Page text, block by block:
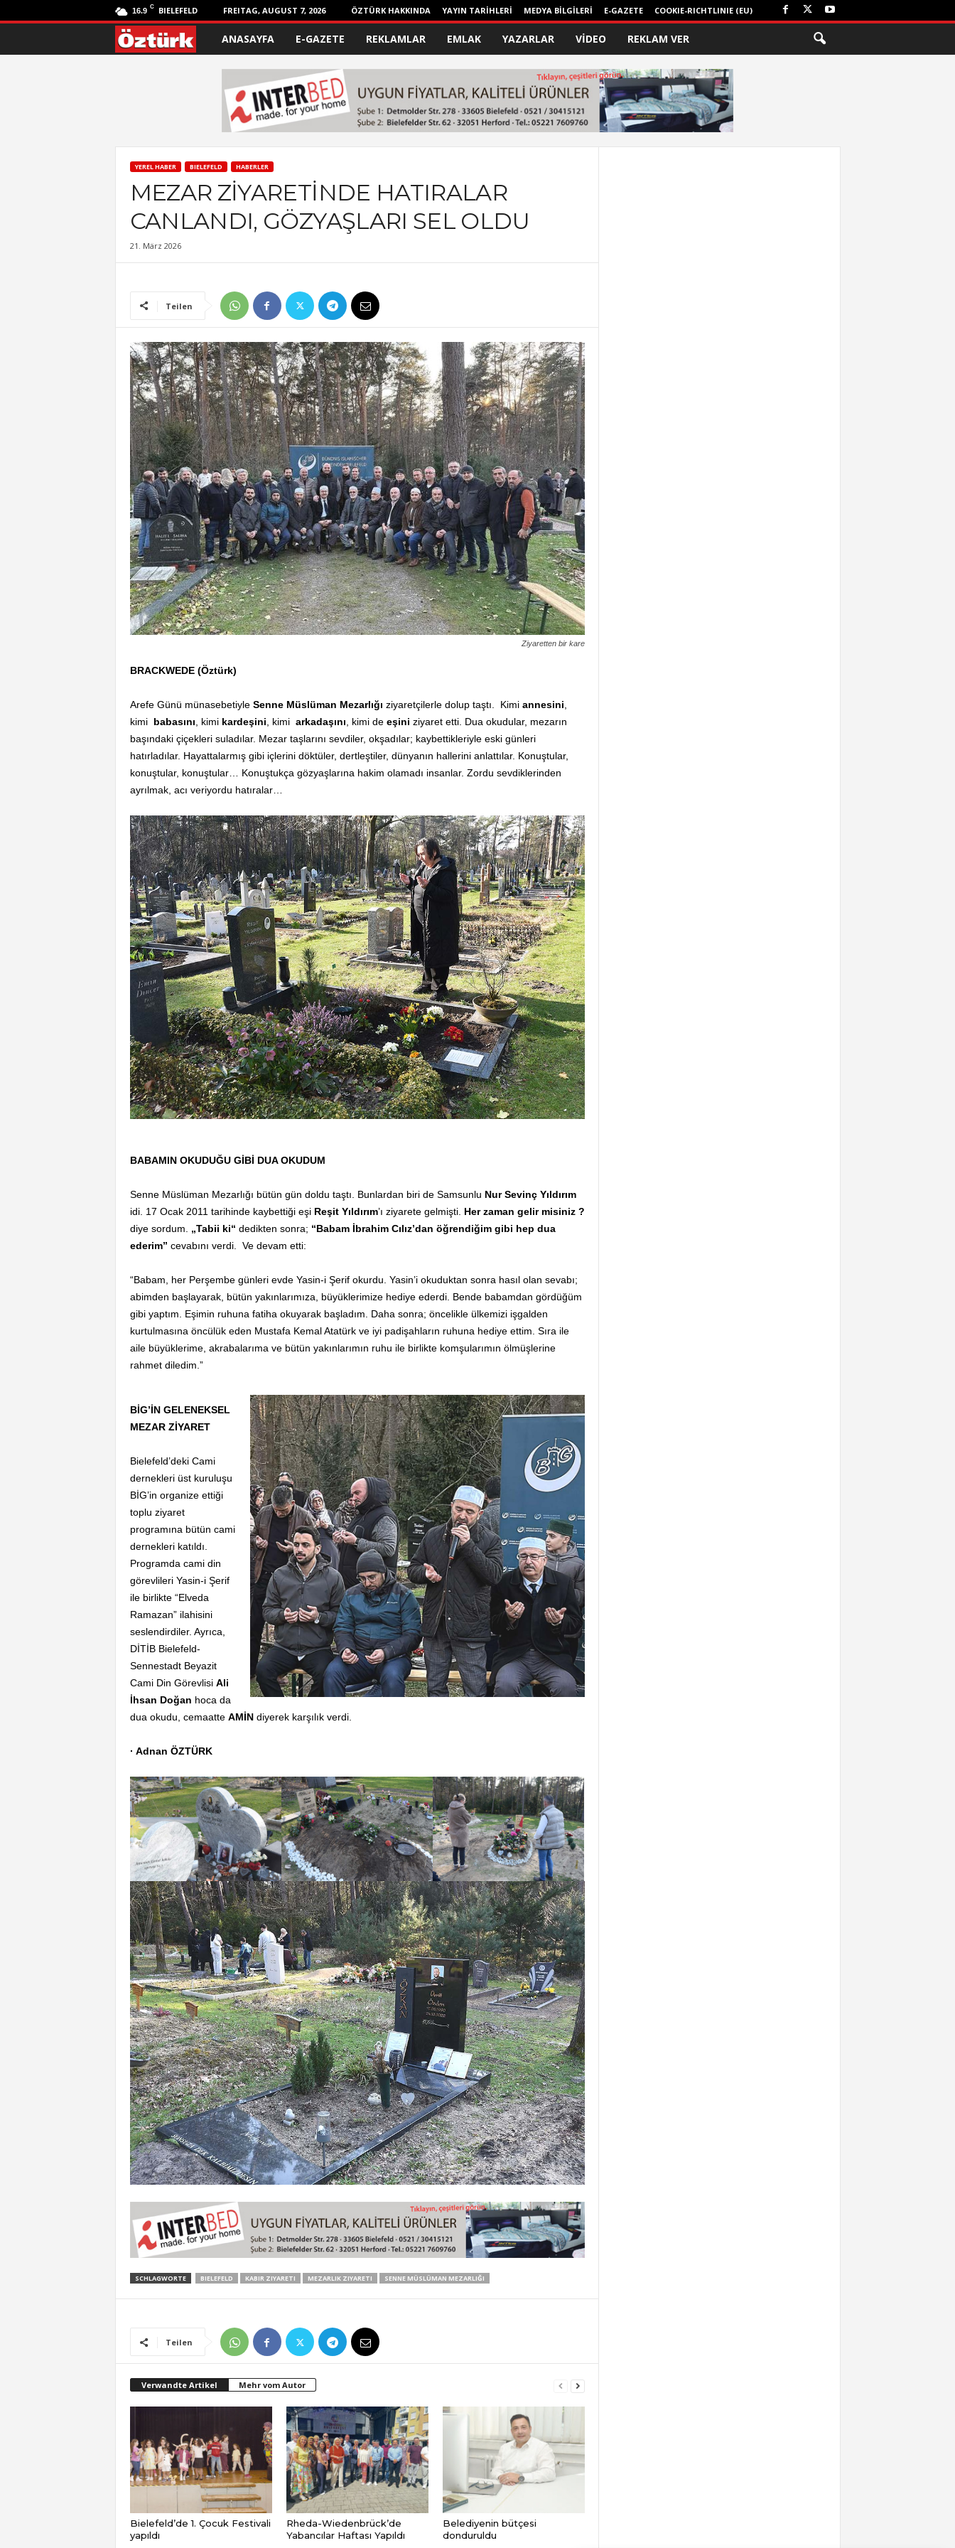
16.9 C BIELEFELD FREITAG, AUGUST 7, 2026 ÖZTÜRK HAKKINDA YAYIN TARİHLERİ MEDYA BİLGİLERİ E-GAZETE COOKIE-RICHTLINIE (EU)
r
k
ANASAYFA E-GAZETE REKLAMLAR EMLAK YAZARLAR VİDEO REKLAM VER
YEREL HABER BIELEFELD HABERLER
MEZAR ZİYARETİNDE HATIRALAR
CANLANDI, GÖZYAŞLARI SEL OLDU
21. März 2026
Teilen
Ziyaretten bir kare
BRACKWEDE (Öztürk)
Arefe Günü münasebetiyle Senne Müslüman Mezarlığı ziyaretçilerle dolup taştı. Kimi annesini
kimi babasını , kimi kardeşini , kimi arkadaşını , kimi de eşini ziyaret etti. Dua okudular, mezarın
başındaki çiçekleri suladılar. Mezar taşlarını sevdiler, okşadılar; kaybettikleriyle eski günleri
hatırladılar. Hayattalarmış gibi içlerini döktüler, dertleştiler, dünyanın hallerini anlattılar. Konuştular,
konuştular, konuştular… Konuştukça gözyaşlarına hakim olamadı insanlar. Zordu sevdiklerinden
ayrılmak, acı veriyordu hatıralar…
BABAMIN OKUDUĞU GİBİ DUA OKUDUM
Senne Müslüman Mezarlığı bütün gün doldu taştı. Bunlardan biri de Samsunlu Nur Sevinç Yıldırım
idi. 17 Ocak 2011 tarihinde kaybettiği eşi Reşit Yıldırım’ı ziyarete gelmişti. Her zaman gelir misiniz ?
diye sordum. „Tabii ki“ dedikten sonra; “Babam İbrahim Cılız’dan öğrendiğim gibi hep dua
ederim” cevabını verdi. Ve devam etti:
“Babam, her Perşembe günleri evde Yasin-i Şerif okurdu. Yasin’i okuduktan sonra hasıl olan sevabı;
abimden başlayarak, bütün yakınlarımıza, büyüklerimize hediye ederdi. Bende babamdan gördüğüm
gibi yaptım. Eşimin ruhuna fatiha okuyarak başladım. Daha sonra; öncelikle ülkemizi işgalden
kurtulmasına öncülük eden Mustafa Kemal Atatürk ve iyi padişahların ruhuna hediye ettim. Sıra ile
aile büyüklerime, akrabalarıma ve bütün yakınlarımın ruhu ile birlikte komşularımın ölmüşlerine
rahmet diledim.”
BİG’İN GELENEKSEL
MEZAR ZİYARET
Bielefeld’deki Cami
dernekleri üst kuruluşu
BİG’in organize ettiği
toplu ziyaret
programına bütün cami
dernekleri katıldı.
Programda cami din
görevlileri Yasin-i Şerif
ile birlikte “Elveda
Ramazan” ilahisini
seslendirdiler. Ayrıca,
DİTİB Bielefeld-
Sennestadt Beyazit
Cami Din Görevlisi Ali
İhsan Doğan hoca da
dua okudu, cemaatte AMİNdiyerek karşılık verdi.
· Adnan ÖZTÜRK
SCHLAGWORTE BIELEFELD KABIR ZIYARETI MEZARLIK ZIYARETI SENNE MÜSLÜMAN MEZARLIĞI
Teilen
Verwandte Artikel Mehr vom Autor
Bielefeld’de 1. Çocuk Festivali
yapıldı
Rheda-Wiedenbrück’de
Yabancılar Haftası Yapıldı
Belediyenin bütçesi
donduruldu